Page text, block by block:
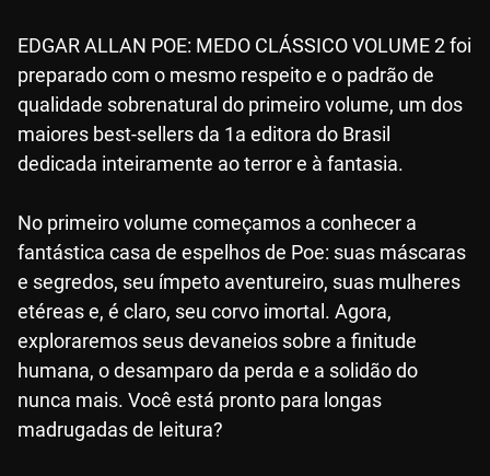
EDGAR ALLAN POE: MEDO CLÁSSICO VOLUME 2 foi
preparado com o mesmo respeito e o padrão de
qualidade sobrenatural do primeiro volume, um dos
maiores best-sellers da 1a editora do Brasil
dedicada inteiramente ao terror e à fantasia.
No primeiro volume começamos a conhecer a
fantástica casa de espelhos de Poe: suas máscaras
e segredos, seu ímpeto aventureiro, suas mulheres
etéreas e, é claro, seu corvo imortal. Agora,
exploraremos seus devaneios sobre a finitude
humana, o desamparo da perda e a solidão do
nunca mais. Você está pronto para longas
madrugadas de leitura?